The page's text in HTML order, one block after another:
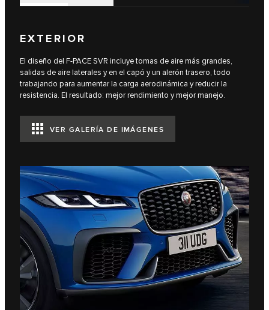
EXTERIOR
El diseño del F-PACE SVR incluye tomas de aire más grandes,
salidas de aire laterales y en el capó y un alerón trasero, todo
trabajando para aumentar la carga aerodinámica y reducir la
resistencia. El resultado: mejor rendimiento y mejor manejo.
VER GALERÍA DE IMÁGENES